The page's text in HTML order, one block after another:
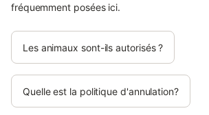
fréquemment posées ici.
Les animaux sont-ils autorisés ?
Quelle est la politique d'annulation?